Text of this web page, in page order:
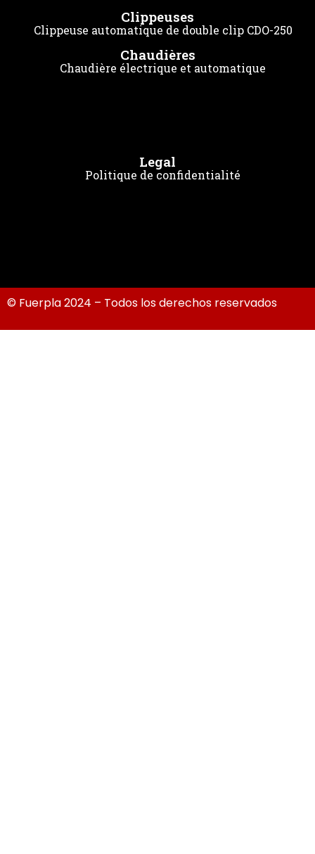
Clippeuses
Clippeuse automatique de double clip CDO-250
Chaudières
Chaudière électrique et automatique
Legal
Politique de confidentialité
© Fuerpla 2024 – Todos los derechos reservados